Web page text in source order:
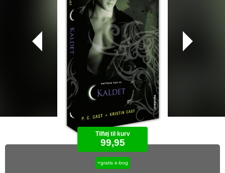
Tilføj til kurv
99,95
+gratis e-bog